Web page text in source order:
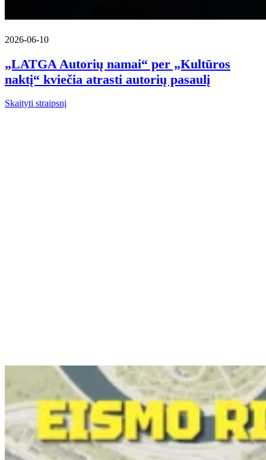
2026-06-10
„LATGA Autorių namai“ per „Kultūros
naktį“ kviečia atrasti autorių pasaulį
Skaityti straipsnį